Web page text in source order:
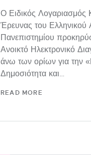
Ο Ειδικός Λογαριασμός
Έρευνας του Ελληνικού
Πανεπιστημίου
Ανοικτό Ηλεκτρονικό
άνω των ορίων για την
Δημοσιότητα και…
READ MORE